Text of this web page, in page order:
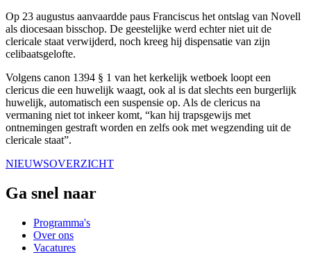
Op 23 augustus aanvaardde paus Franciscus het ontslag van Novell
als diocesaan bisschop. De geestelijke werd echter niet uit de
clericale staat verwijderd, noch kreeg hij dispensatie van zijn
celibaatsgelofte.
Volgens canon 1394 § 1 van het kerkelijk wetboek loopt een
clericus die een huwelijk waagt, ook al is dat slechts een burgerlijk
huwelijk, automatisch een suspensie op. Als de clericus na
vermaning niet tot inkeer komt, “kan hij trapsgewijs met
ontnemingen gestraft worden en zelfs ook met wegzending uit de
clericale staat”.
NIEUWSOVERZICHT
Ga snel naar
Programma's
Over ons
Vacatures